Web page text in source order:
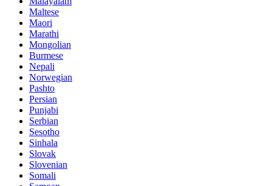
Maltese
Maori
Marathi
Mongolian
Burmese
Nepali
Norwegian
Pashto
Persian
Punjabi
Serbian
Sesotho
Sinhala
Slovak
Slovenian
Somali